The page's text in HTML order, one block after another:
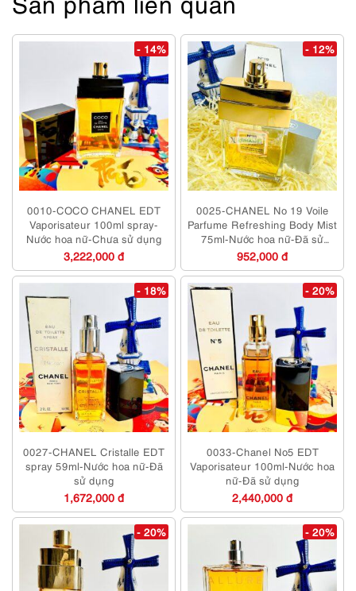
- 14%
0010-COCO CHANEL EDT
Vaporisateur 100ml spray-
Nước hoa nữ-Chưa sử dụng
3,222,000 đ
- 12%
0025-CHANEL No 19 Voile
Parfume Refreshing Body Mist
75ml-Nước hoa nữ-Đã sử
dụng
952,000 đ
- 18%
0027-CHANEL Cristalle EDT
spray 59ml-Nước hoa nữ-Đã
sử dụng
1,672,000 đ
- 20%
0033-Chanel No5 EDT
Vaporisateur 100ml-Nước hoa
nữ-Đã sử dụng
2,440,000 đ
- 20% - 20%